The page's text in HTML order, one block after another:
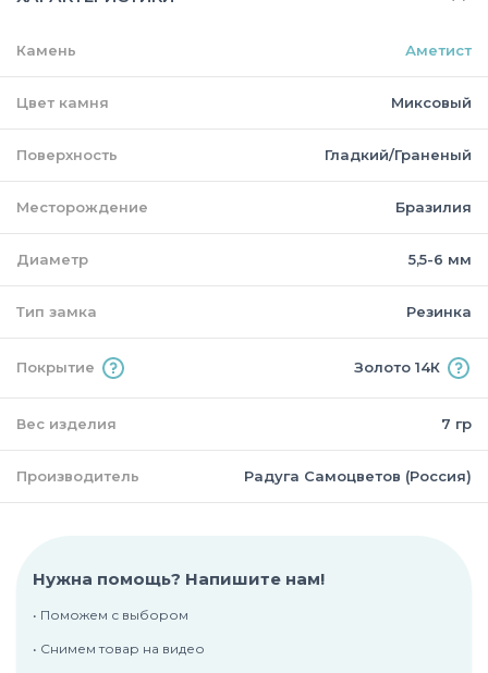
Камень Аметист
Цвет камня Миксовый
Поверхность Гладкий/Граненый
Месторождение Бразилия
Диаметр 5,5-6 мм
Тип замка Резинка
Покрытие Золото 14К
Вес изделия 7 гр
Производитель Радуга Самоцветов (Россия)
Нужна помощь? Напишите нам!
• Поможем с выбором
• Снимем товар на видео